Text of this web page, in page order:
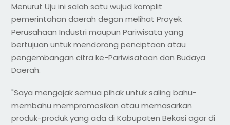
Menurut Uju ini salah satu wujud komplit
pemerintahan daerah degan melihat Proyek
Perusahaan Industri maupun Pariwisata yang
bertujuan untuk mendorong penciptaan atau
pengembangan citra ke-Pariwisataan dan Budaya
Daerah.
"Saya mengajak semua pihak untuk saling bahu-
membahu mempromosikan atau memasarkan
produk-produk yang ada di Kabupaten Bekasi agar di